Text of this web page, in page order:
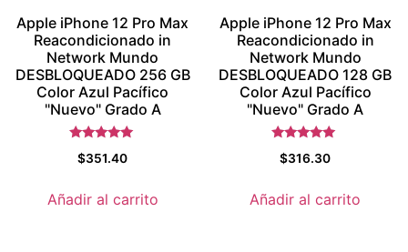
Apple iPhone 12 Pro Max
Reacondicionado in
Network Mundo
DESBLOQUEADO 256 GB
Color Azul Pacífico
"Nuevo" Grado A
Valorado con
5.5
$351.40
Añadir al carrito
Apple iPhone 12 Pro Max
Reacondicionado in
Network Mundo
DESBLOQUEADO 128 GB
Color Azul Pacífico
"Nuevo" Grado A
Valorado con
5.5
$316.30
Añadir al carrito